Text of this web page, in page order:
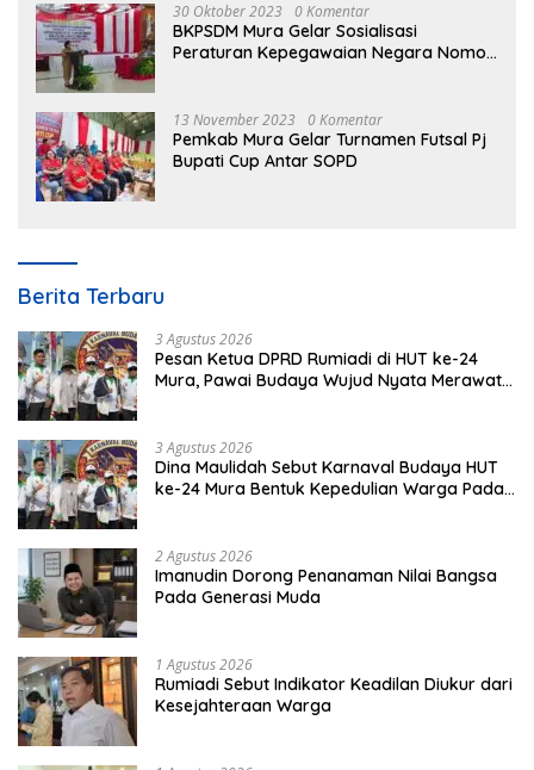
30 Oktober 2023 0 Komentar
BKPSDM Mura Gelar Sosialisasi
Peraturan Kepegawaian Negara Nomor
13 November 2023 0 Komentar
Pemkab Mura Gelar Turnamen Futsal Pj
Bupati Cup Antar SOPD
Berita Terbaru
3 Agustus 2026
Pesan Ketua DPRD Rumiadi di HUT ke-24
Mura, Pawai Budaya Wujud Nyata Merawat
3 Agustus 2026
Dina Maulidah Sebut Karnaval Budaya HUT
ke-24 Mura Bentuk Kepedulian Warga Pada
2 Agustus 2026
Imanudin Dorong Penanaman Nilai Bangsa
Pada Generasi Muda
1 Agustus 2026
Rumiadi Sebut Indikator Keadilan Diukur dari
Kesejahteraan Warga